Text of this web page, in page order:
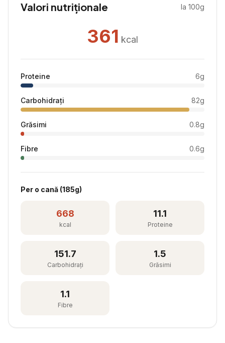
Valori nutriționale la 100g
361 kcal
Proteine 6g
Carbohidrați 82g
Grăsimi 0.8g
Fibre 0.6g
Per o cană (185g)
668
kcal
11.1
Proteine
151.7
Carbohidrați
1.5
Grăsimi
1.1
Fibre